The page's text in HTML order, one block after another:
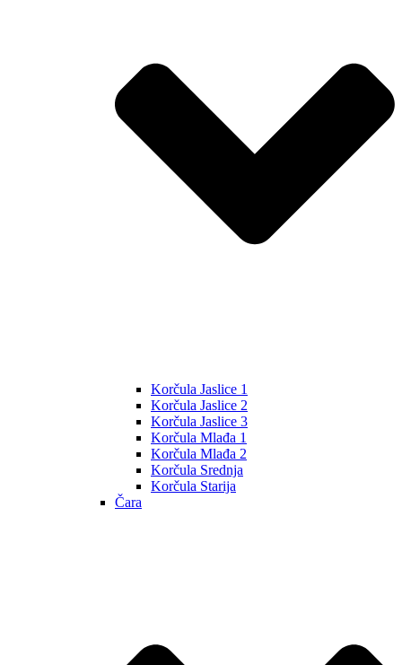
Korčula Jaslice 1
Korčula Jaslice 2
Korčula Jaslice 3
Korčula Mlađa 1
Korčula Mlađa 2
Korčula Srednja
Korčula Starija
Čara